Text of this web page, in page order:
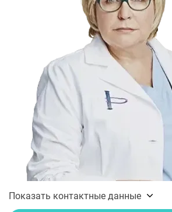
Показать контактные данные